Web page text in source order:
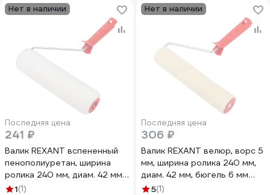
Нет в наличии
Последняя цена
241 ₽
Валик REXANT вспененный
пенополиуретан, ширина
ролика 240 мм, диам. 42 мм,
бюгель 6 мм 89-0033
1(1)
Нет в наличии
Последняя цена
306 ₽
Валик REXANT велюр, ворс 5
мм, ширина ролика 240 мм,
диам. 42 мм, бюгель 6 мм
89-0030
5(1)